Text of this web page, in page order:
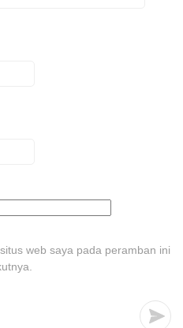
web saya pada peramban ini